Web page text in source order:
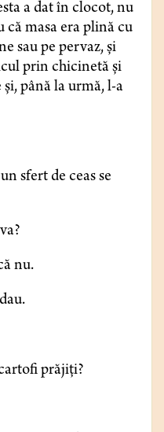
a dat în clocot, nu
că masa era plină cu
sau pe pervaz, și
prin chicinetă și
până la urmă, l-a
sfert de ceas se
nu.
prăjiți?